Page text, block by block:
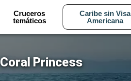
Cruceros
temáticos
Caribe sin Visa
Americana
Princess